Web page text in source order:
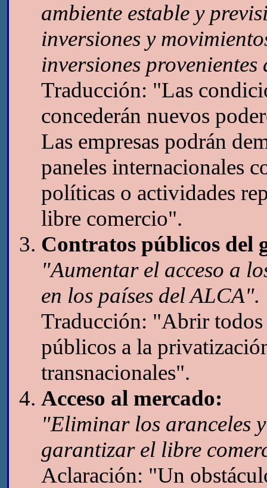
ambiente estable y
inversiones y
inversiones
Traducción: "Las
concederán nuevos
Las empresas podrán
paneles internacionales
políticas o actividades
libre comercio".
Contratos públicos del
"Aumentar el acceso a
en los países del ALCA".
Traducción: "Abrir todos
públicos a la
transnacionales".
Acceso al mercado:
"Eliminar los aranceles
garantizar el libre
Aclaración: "Un